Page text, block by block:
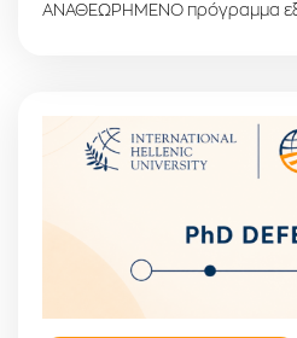
ΑΝΑΘΕΩΡΗΜΕΝΟ πρόγραμμα